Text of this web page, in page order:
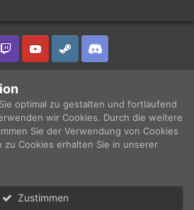
DRUCKWELLE e.V. -
by Invision Community
optimal zu gestalten und fortlaufend
wir Cookies. Durch die weitere
Sie der Verwendung von Cookies
zu Cookies erhalten Sie in unserer
Zustimmen